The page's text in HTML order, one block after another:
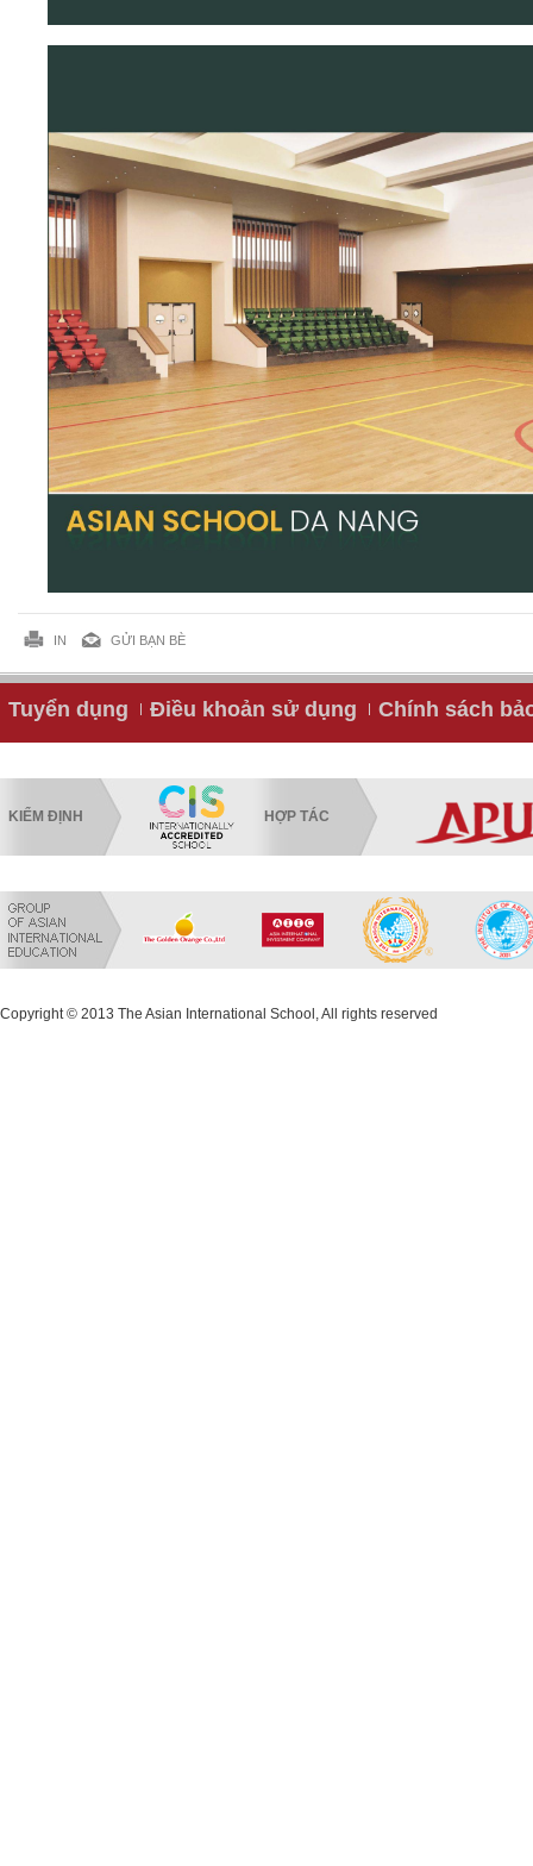
IN GỬI BẠN BÈ
Tuyển dụng Điều khoản sử dụng Chính sách
KIỂM ĐỊNH HỢP TÁC
Copyright © 2013 The Asian International School, All rights reserved